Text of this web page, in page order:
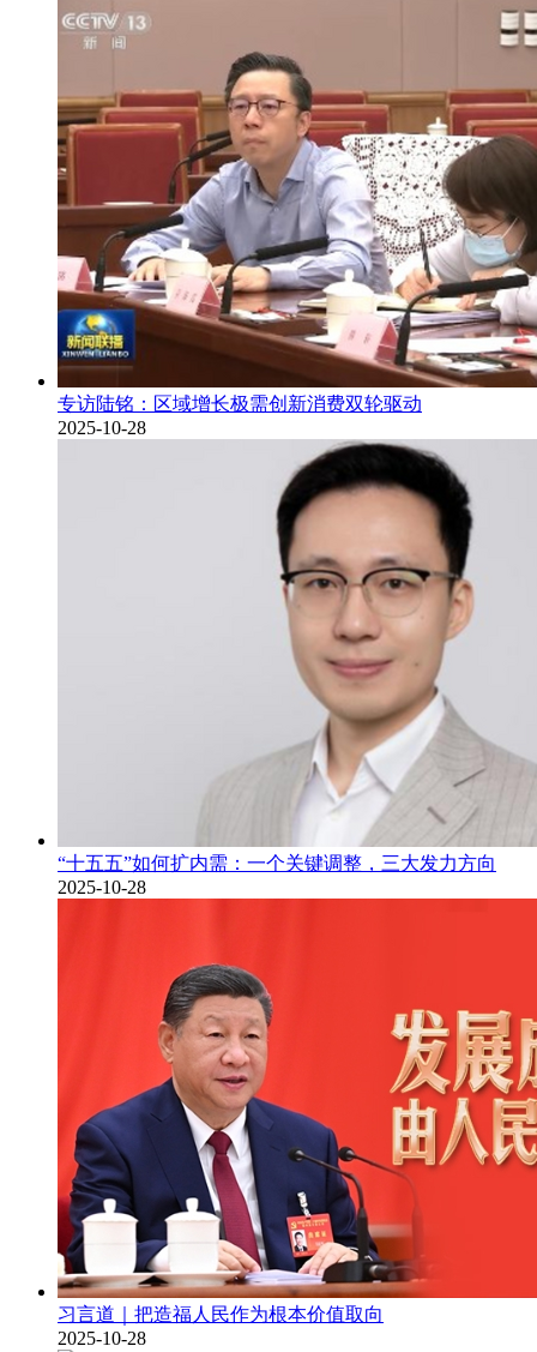
专访陆铭：区域增长极需创新消费双轮驱动
2025-10-28
“十五五”如何扩内需：一个关键调整，三大发力方向
2025-10-28
习言道｜把造福人民作为根本价值取向
2025-10-28